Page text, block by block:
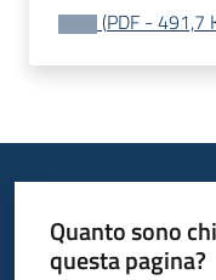
Seguici
(PDF - 491,7
Quanto sono
questa pagina?